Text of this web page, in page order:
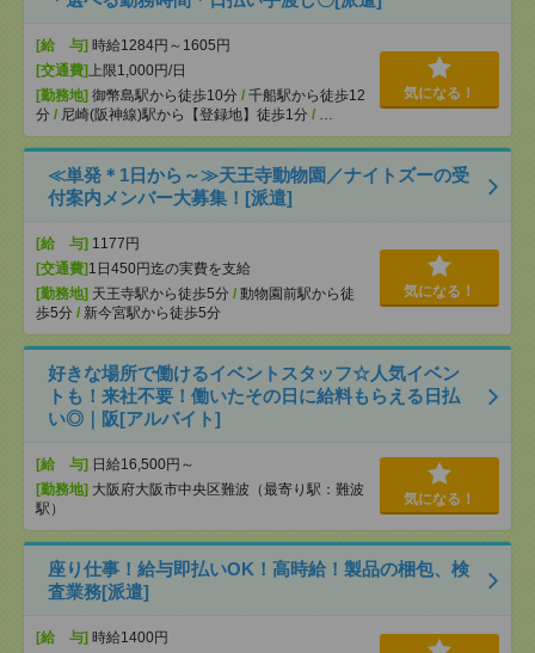
[給 与] 時給1284円～1605円
[交通費] 上限1,000円/日
[勤務地] 御幣島駅から徒歩10分 / 千船駅から徒歩12
分 / 尼崎(阪神線)駅から【登録地】徒歩1分 / …
気になる！
≪単発＊1日から～≫天王寺動物園／ナイトズーの受
付案内メンバー大募集！[派遣]
[給 与] 1177円
[交通費] 1日450円迄の実費を支給
[勤務地] 天王寺駅から徒歩5分 / 動物園前駅から徒
歩5分 / 新今宮駅から徒歩5分
気になる！
好きな場所で働けるイベントスタッフ☆人気イベン
トも！来社不要！働いたその日に給料もらえる日払
い◎｜阪[アルバイト]
[給 与] 日給16,500円～
[勤務地] 大阪府大阪市中央区難波（最寄り駅：難波
駅）
気になる！
座り仕事！給与即払いOK！高時給！製品の梱包、検
査業務[派遣]
[給 与] 時給1400円